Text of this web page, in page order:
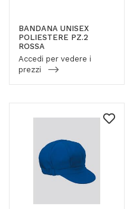
BANDANA UNISEX
POLIESTERE PZ.2
ROSSA
Accedi per vedere i
prezzi